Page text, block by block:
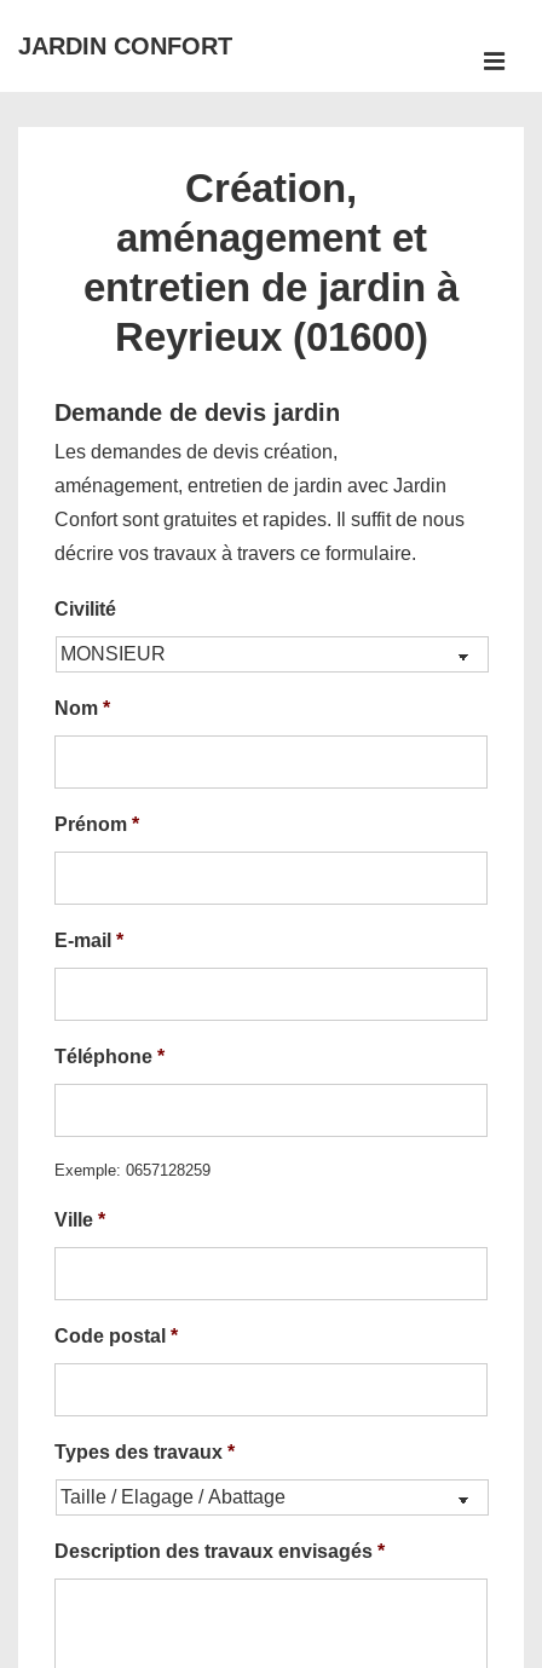
passer
JARDIN CONFORT
Création,
aménagement et
entretien de jardin à
Reyrieux (01600)
Demande de devis jardin
Les demandes de devis création,
aménagement, entretien de jardin avec Jardin
Confort sont gratuites et rapides. Il suffit de nous
décrire vos travaux à travers ce formulaire.
Civilité
Nom *
Prénom *
E-mail *
Téléphone *
Exemple: 0657128259
Ville *
Code postal *
Types des travaux *
Description des travaux envisagés *